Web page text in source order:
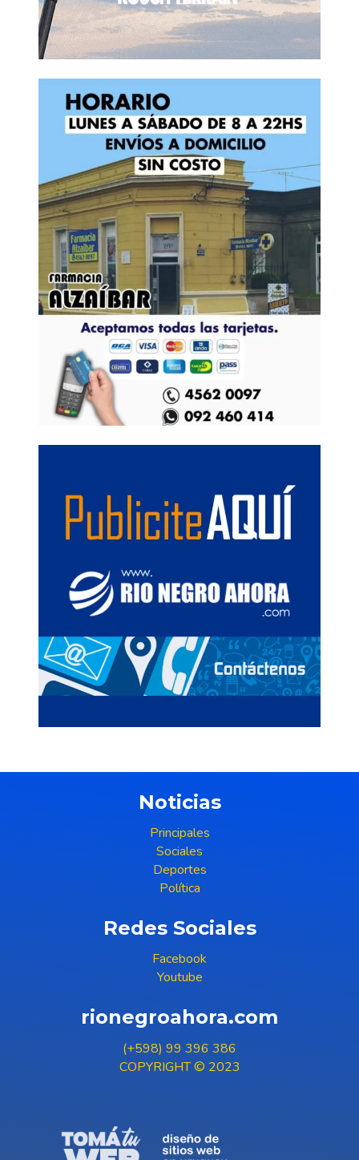
Noticias
Principales
Sociales
Deportes
Política
Redes Sociales
Facebook
Youtube
rionegroahora.com
(+598) 99 396 386
COPYRIGHT © 2023